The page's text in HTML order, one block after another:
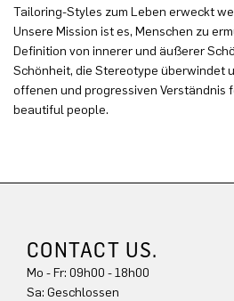
Tailoring-Styles zum Leben erweckt
Unsere Mission ist es, Menschen zu
Definition von innerer und äußerer
Schönheit, die Stereotype überwindet
offenen und progressiven Verständnis
beautiful people.
CONTACT US.
Mo - Fr: 09h00 - 18h00
Sa: Geschlossen